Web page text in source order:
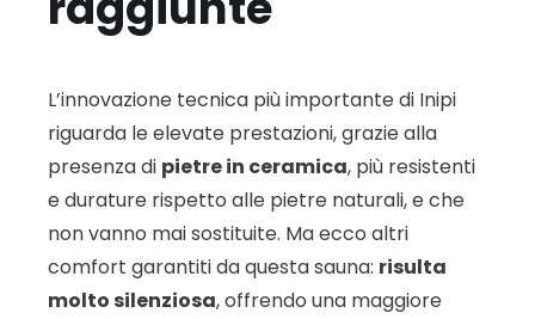
L’innovazione tecnica più importante di Inipi
riguarda le elevate prestazioni, grazie alla
presenza di pietre in ceramica, più resistenti
e durature rispetto alle pietre naturali, e che
non vanno mai sostituite. Ma ecco altri
comfort garantiti da questa sauna: risulta
molto silenziosa, offrendo una maggiore